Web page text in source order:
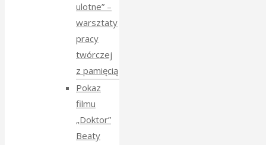
ulotne” –
warsztaty
pracy
twórczej
z pamięcią
Pokaz
filmu
„Doktor”
Beaty